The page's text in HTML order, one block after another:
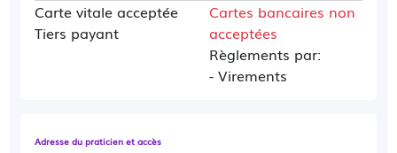
Carte vitale acceptée
Tiers payant
Cartes bancaires non
acceptées
Règlements par:
- Virements
Adresse du praticien et accès